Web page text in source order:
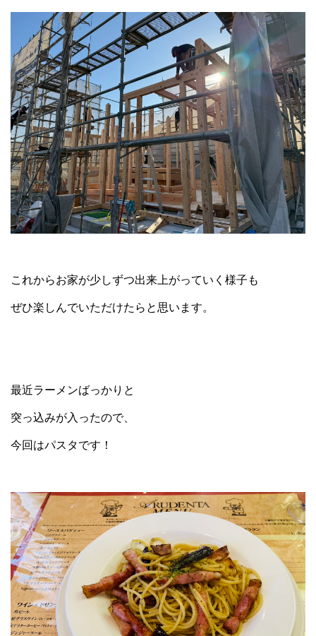
これからお家が少しずつ出来上がっていく様子も
ぜひ楽しんでいただけたらと思います。
最近ラーメンばっかりと
突っ込みが入ったので、
今回はパスタです！